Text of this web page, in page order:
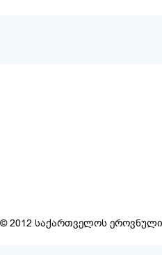
© 2012 საქართველოს